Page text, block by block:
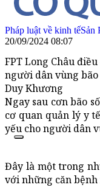
Pháp luật về kinh tếSản
20/09/2024 08:07
FPT Long Châu
người dân vùng
Duy Khương
Ngay sau cơn bão
cơ quan quản lý y
yếu cho người dân
Đây là một trong
với những căn